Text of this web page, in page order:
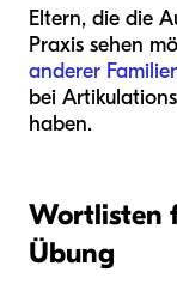
Eltern, die die
Praxis sehen
anderer
bei
haben.
Wortlisten
Übung